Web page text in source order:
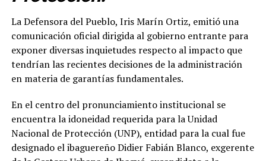
La Defensora del Pueblo, Iris Marín Ortiz, emitió una
comunicación oficial dirigida al gobierno entrante para
exponer diversas inquietudes respecto al impacto que
tendrían las recientes decisiones de la administración
en materia de garantías fundamentales.
En el centro del pronunciamiento institucional se
encuentra la idoneidad requerida para la Unidad
Nacional de Protección (UNP), entidad para la cual fue
designado el ibaguereño Didier Fabián Blanco, exgerente